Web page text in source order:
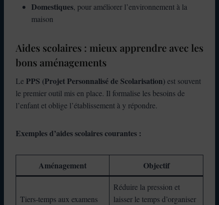
Domestiques, pour améliorer l’environnement à la
maison
Aides scolaires : mieux apprendre avec les
bons aménagements
Le PPS (Projet Personnalisé de Scolarisation)est souvent
le premier outil mis en place. Il formalise les besoins de
l’enfant et oblige l’établissement à y répondre.
Exemples d’aides scolaires courantes :
Aménagement Objectif
Tiers-temps aux examens
Réduire la pression et
laisser le temps d’organiser